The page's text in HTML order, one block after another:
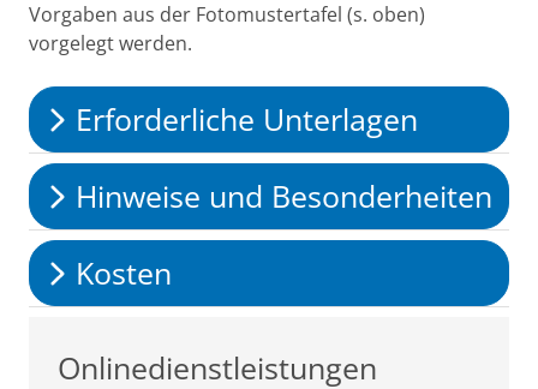
Vorgaben aus der Fotomustertafel (s. oben)
vorgelegt werden.
Erforderliche Unterlagen
Hinweise und Besonderheiten
Kosten
Onlinedienstleistungen